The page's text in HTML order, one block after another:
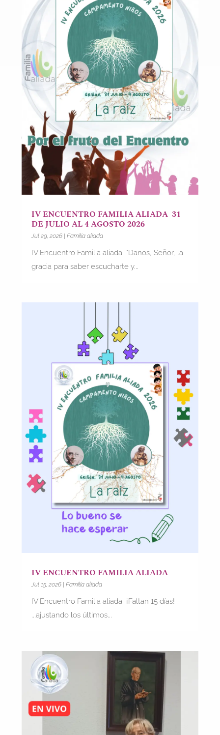
IV ENCUENTRO FAMILIA ALIADA 31
DE JULIO AL 4 AGOSTO 2026
Jul 29, 2026| Familia aliada
IV Encuentro Familia aliada "Danos, Señor, la
gracia para saber escucharte y...
IV ENCUENTRO FAMILIA ALIADA
Jul 15, 2026| Familia aliada
IV Encuentro Familia aliada ¡Faltan 15 días!
...ajustando los últimos...